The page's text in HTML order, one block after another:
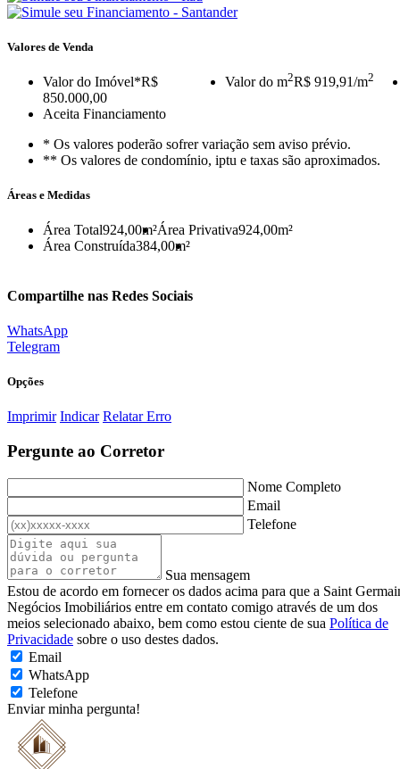
Valores de Venda
Valor do Imóvel*R$
850.000,00
Valor do m2R$ 919,91/m2
Aceita Financiamento
* Os valores poderão sofrer variação sem aviso prévio.
** Os valores de condomínio, iptu e taxas são aproximados.
Áreas e Medidas
Área Total924,00m²Área Privativa924,00m²
Área Construída384,00m²
Compartilhe nas Redes Sociais
WhatsApp
Telegram
Opções
Imprimir Indicar Relatar Erro
Pergunte ao Corretor
Nome Completo
Email
Telefone
Sua mensagem
Estou de acordo em fornecer os dados acima para que a Saint
Negócios Imobiliários entre em contato comigo através de um dos
meios selecionado abaixo, bem como estou ciente de sua Política de
Privacidade sobre o uso destes dados.
Email
WhatsApp
Telefone
Enviar minha pergunta!